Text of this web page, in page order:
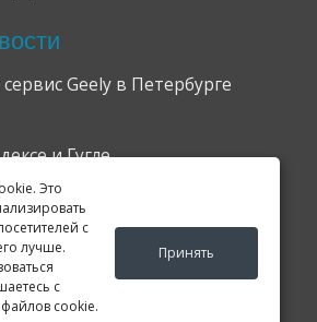
Это
с
лучше.
с
cookie.
Принять
Geely в Петербурге
и Гугле